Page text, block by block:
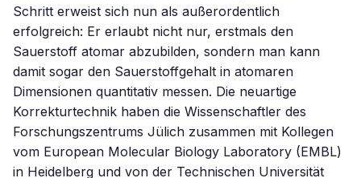
Schritt erweist sich nun als außerordentlich
erfolgreich: Er erlaubt nicht nur, erstmals den
Sauerstoff atomar abzubilden, sondern man kann
damit sogar den Sauerstoffgehalt in atomaren
Dimensionen quantitativ messen. Die neuartige
Korrekturtechnik haben die Wissenschaftler des
Forschungszentrums Jülich zusammen mit Kollegen
vom European Molecular Biology Laboratory (EMBL)
in Heidelberg und von der Technischen Universität